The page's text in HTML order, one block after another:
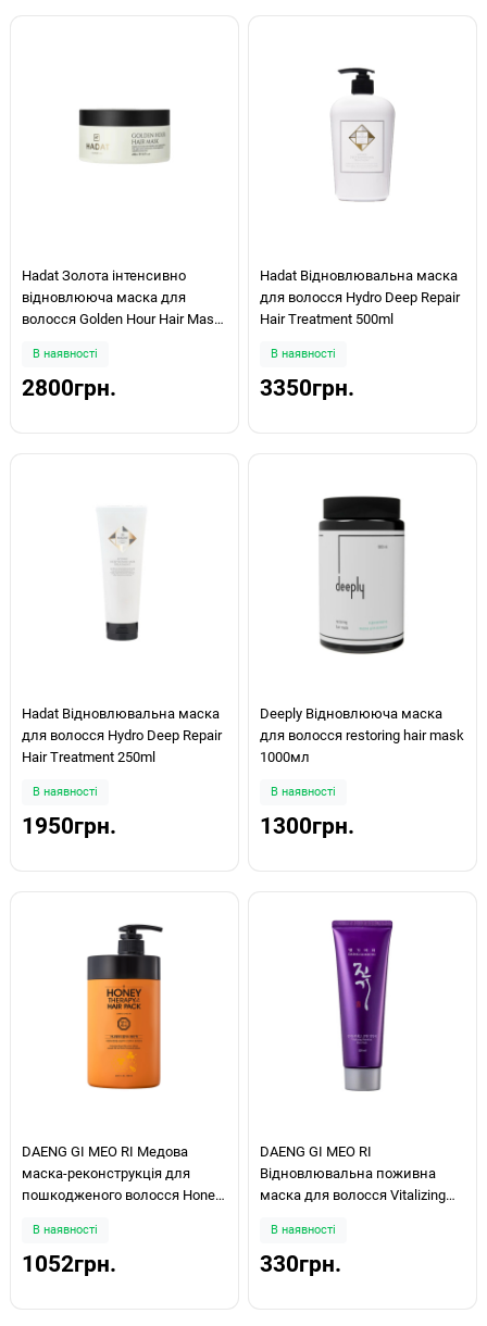
Hadat Золота інтенсивно
відновлююча маска для
волосся Golden Hour Hair Mask
В наявності
2800грн.
Hadat Відновлювальна маска
для волосся Hydro Deep Repair
Hair Treatment 500ml
В наявності
3350грн.
Hadat Відновлювальна маска
для волосся Hydro Deep Repair
Hair Treatment 250ml
В наявності
1950грн.
Deeply Відновлююча маска
для волосся restoring hair mask
1000мл
В наявності
1300грн.
DAENG GI MEO RI Медова
маска-реконструкція для
пошкодженого волосся Honey
В наявності
1052грн.
DAENG GI MEO RI
Відновлювальна поживна
маска для волосся Vitalizing
В наявності
330грн.